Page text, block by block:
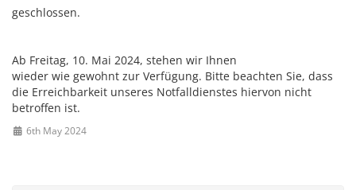
geschlossen.
Ab Freitag, 10. Mai 2024, stehen wir Ihnen
wieder wie gewohnt zur Verfügung. Bitte beachten Sie, dass
die Erreichbarkeit unseres Notfalldienstes hiervon nicht
betroffen ist.
6th May 2024